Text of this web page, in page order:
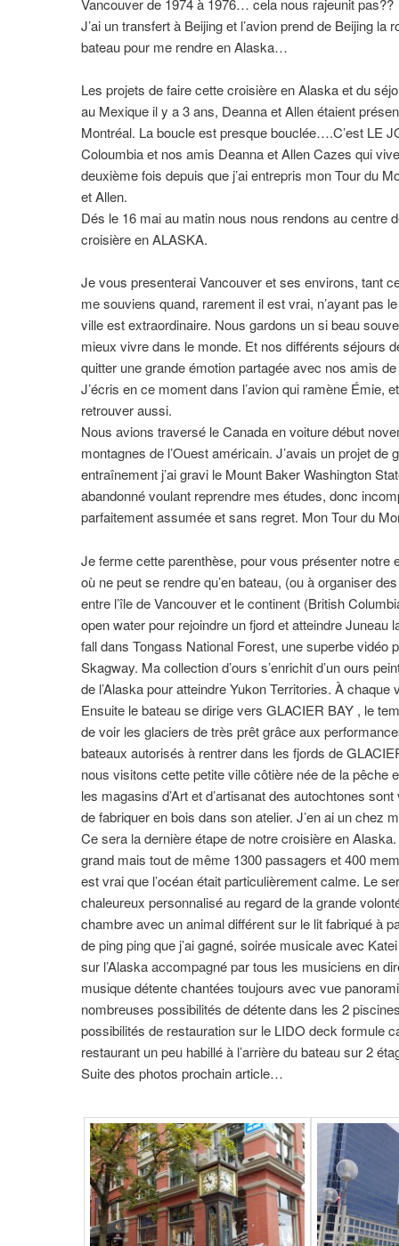
J’ai un transfert à Beijing et l’avion prend de Beijing
bateau pour me rendre en Alaska…
Les projets de faire cette croisière en Alaska et du
au Mexique il y a 3 ans, Deanna et Allen étaient
Montréal. La boucle est presque bouclée….C’est LE
Coloumbia et nos amis Deanna et Allen Cazes qui
deuxième fois depuis que j’ai entrepris mon Tour du
et Allen.
Dés le 16 mai au matin nous nous rendons au centre
croisière en ALASKA.
Je vous presenterai Vancouver et ses environs, tant
me souviens quand, rarement il est vrai, n’ayant pas
ville est extraordinaire. Nous gardons un si beau
mieux vivre dans le monde. Et nos différents séjours
quitter une grande émotion partagée avec nos amis
J’écris en ce moment dans l’avion qui ramène
retrouver aussi.
Nous avions traversé le Canada en voiture début
montagnes de l’Ouest américain. J’avais un projet
entraînement j’ai gravi le Mount Baker Washington
abandonné voulant reprendre mes études, donc
parfaitement assumée et sans regret. Mon Tour du
Je ferme cette parenthèse, pour vous présenter notre
où ne peut se rendre qu’en bateau, (ou à organiser
entre l’île de Vancouver et le continent (British
open water pour rejoindre un fjord et atteindre Juneau
fall dans Tongass National Forest, une superbe
Skagway. Ma collection d’ours s’enrichit d’un ours
de l’Alaska pour atteindre Yukon Territories. À
Ensuite le bateau se dirige vers GLACIER BAY , le
de voir les glaciers de très prêt grâce aux
bateaux autorisés à rentrer dans les fjords de
nous visitons cette petite ville côtière née de la pêche
les magasins d’Art et d’artisanat des autochtones
de fabriquer en bois dans son atelier. J’en ai un chez
Ce sera la dernière étape de notre croisière en
grand mais tout de même 1300 passagers et 400
est vrai que l’océan était particulièrement calme. Le
chaleureux personnalisé au regard de la grande
chambre avec un animal différent sur le lit fabriqué à
de ping ping que j’ai gagné, soirée musicale avec
sur l’Alaska accompagné par tous les musiciens en
musique détente chantées toujours avec vue
nombreuses possibilités de détente dans les 2
possibilités de restauration sur le LIDO deck formule
restaurant un peu habillé à l’arrière du bateau sur 2
Suite des photos prochain article…